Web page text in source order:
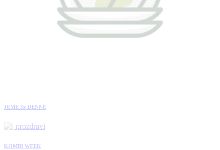
JEME 3x DENNE
KOMBI WEEK